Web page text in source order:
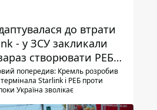
до втрати
- у ЗСУ закликали
створювати РЕБ
нової загрози
попередив: Кремль розробив
Starlink і РЕБ проти
Україна зволікає